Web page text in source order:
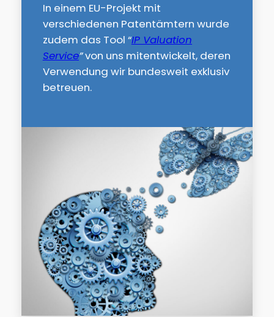
In einem EU-Projekt mit
verschiedenen Patentämtern wurde
zudem das Tool “IP Valuation
Service”von uns mitentwickelt, deren
Verwendung wir bundesweit exklusiv
betreuen.